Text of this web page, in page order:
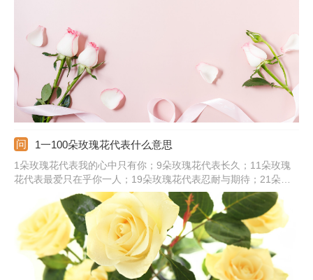
1一100朵玫瑰花代表什么意思
1朵玫瑰花代表我的心中只有你；9朵玫瑰花代表长久；11朵玫瑰
花代表最爱只在乎你一人；19朵玫瑰花代表忍耐与期待；21朵玫
瑰花代表真诚的爱；25朵玫瑰花代表祝你幸福；36朵玫瑰花代表
浪漫；50朵玫瑰花代表邂逅不期而遇；99朵玫瑰花代表天长地
久；100朵玫瑰花代表百分之百的爱。